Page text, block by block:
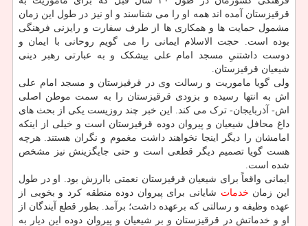
قرقیزستان آمده اند همه او را می شناسند و او نیز در طول این زمان
مشمول حمایت ها و همکاری ها از طرف سفارت و رایزنی فرهنگی
بوده است. حجت الاسلام ایمانی را می گویم روحانی با ایمان و
دوست داشتنیِ مسجد امام علی بیشکک و به عبارتی رهبر دینی
شیعیان قرقیزستان.
ولی گویا ماموریت و رسالت وی در قرقیزستان و مسجد امام علی
اش به انتها رسیده و بزودی قرقیزستان را به سمت موطن اصلی
اش- آذربایجان- ترک می کند. این خبر چند روزیست یکی از بحث های
داغ محافل شیعیان و پیروان دوده قرقیزستان است و خیلی از اینکه
امامشان را دیگر اینجا نخواهند داشت مغموم و نگران هستند. هرچه
هست گویا تصمیم دیگر قطعی است و حتی جایگزینش نیز مشخص
شده است.
ایمانی واقعاً برای شیعیان قرقیزستان نعمتی باارزش بود. او در طول
این زمان خدمات شایانی برای پیروان دوده منطقه کرد و بخوبی از
عهده وظیفه و رسالتی که برعهده داشت؛ برآمد. بطور قطع آیندگان از
او و خدماتش در قرقیزستان و بر شیعیان و پیروان دوده این دیار به